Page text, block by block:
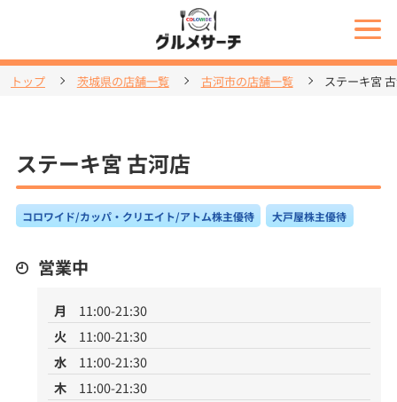
トップ 茨城県の店舗一覧 古河市の店舗一覧 ステーキ宮
ステーキ宮 古河店
コロワイド/カッパ・クリエイト/アトム株主優待 大戸屋株主優待
営業中
月
11:00-21:30
火
11:00-21:30
水
11:00-21:30
木
11:00-21:30